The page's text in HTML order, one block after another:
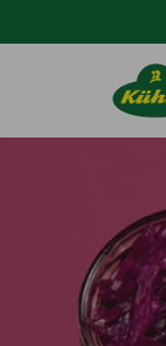
Springe zum